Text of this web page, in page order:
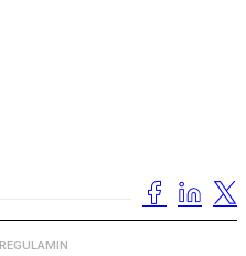
REGULAMIN